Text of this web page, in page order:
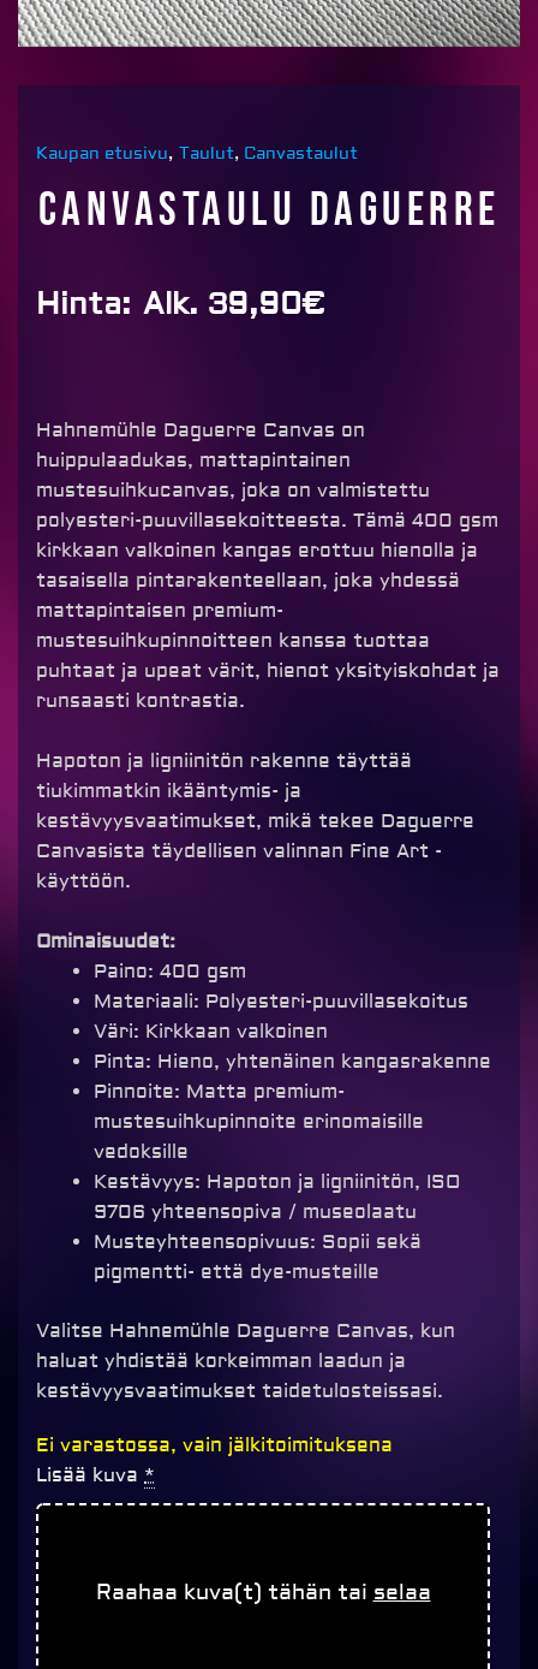
Kaupan etusivu, Taulut, Canvastaulut
Canvastaulu Daguerre
Hinta: Alk. 39,90€
Hahnemühle Daguerre Canvas on
huippulaadukas, mattapintainen
mustesuihkucanvas, joka on valmistettu
polyesteri-puuvillasekoitteesta. Tämä 400 gsm
kirkkaan valkoinen kangas erottuu hienolla ja
tasaisella pintarakenteellaan, joka yhdessä
mattapintaisen premium-
mustesuihkupinnoitteen kanssa tuottaa
puhtaat ja upeat värit, hienot yksityiskohdat ja
runsaasti kontrastia.
Hapoton ja ligniinitön rakenne täyttää
tiukimmatkin ikääntymis- ja
kestävyysvaatimukset, mikä tekee Daguerre
Canvasista täydellisen valinnan Fine Art -
käyttöön.
Ominaisuudet:
Paino: 400 gsm
Materiaali: Polyesteri-puuvillasekoitus
Väri: Kirkkaan valkoinen
Pinta: Hieno, yhtenäinen kangasrakenne
Pinnoite: Matta premium-
mustesuihkupinnoite erinomaisille
vedoksille
Kestävyys: Hapoton ja ligniinitön, ISO
9706 yhteensopiva / museolaatu
Musteyhteensopivuus: Sopii sekä
pigmentti- että dye-musteille
Valitse Hahnemühle Daguerre Canvas, kun
haluat yhdistää korkeimman laadun ja
kestävyysvaatimukset taidetulosteissasi.
Ei varastossa, vain jälkitoimituksena
Lisää kuva *
Raahaa kuva(t) tähän tai selaa
Canvastaulu
Daguerre
määrä